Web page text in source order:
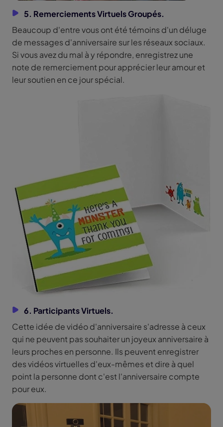
5. Remerciements Virtuels Groupés.
Beaucoup d'entre vous ont été témoins d'un déluge
de messages d'anniversaire sur les réseaux sociaux.
Si vous avez du mal à y répondre, enregistrez une
note de remerciement pour apprécier leur amour et
leur soutien en ce jour spécial.
6. Participants Virtuels.
Cette idée de vidéo d'anniversaire s'adresse à ceux
qui ne peuvent pas souhaiter un joyeux anniversaire à
leurs proches en personne. Ils peuvent enregistrer
des vidéos virtuelles d'eux-mêmes et dire à quel
point la personne dont c'est l'anniversaire compte
pour eux.